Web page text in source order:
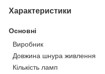
Характеристики
Основні
Виробник
Довжина шнура живлення
Кількість ламп